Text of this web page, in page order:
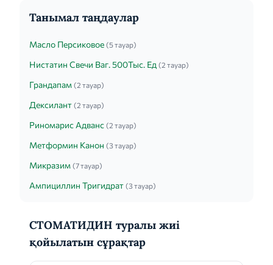
Танымал таңдаулар
Масло Персиковое (5 тауар)
Нистатин Свечи Ваг. 500Тыс. Ед (2 тауар)
Грандапам (2 тауар)
Дексилант (2 тауар)
Риномарис Адванс (2 тауар)
Метформин Канон (3 тауар)
Микразим (7 тауар)
Ампициллин Тригидрат (3 тауар)
СТОМАТИДИН туралы жиі
қойылатын сұрақтар